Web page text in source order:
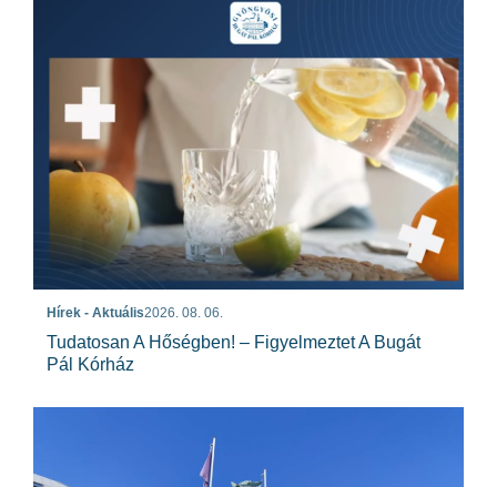
Hírek - Aktuális2026. 08. 06.
Tudatosan A Hőségben! – Figyelmeztet A Bugát
Pál Kórház